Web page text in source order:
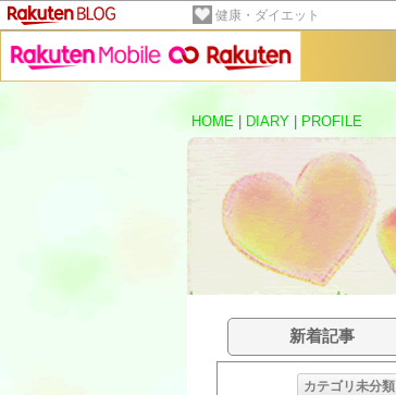
健康・ダイエット
HOME
DIARY PROFILE
新着記事
カテゴリ未分類